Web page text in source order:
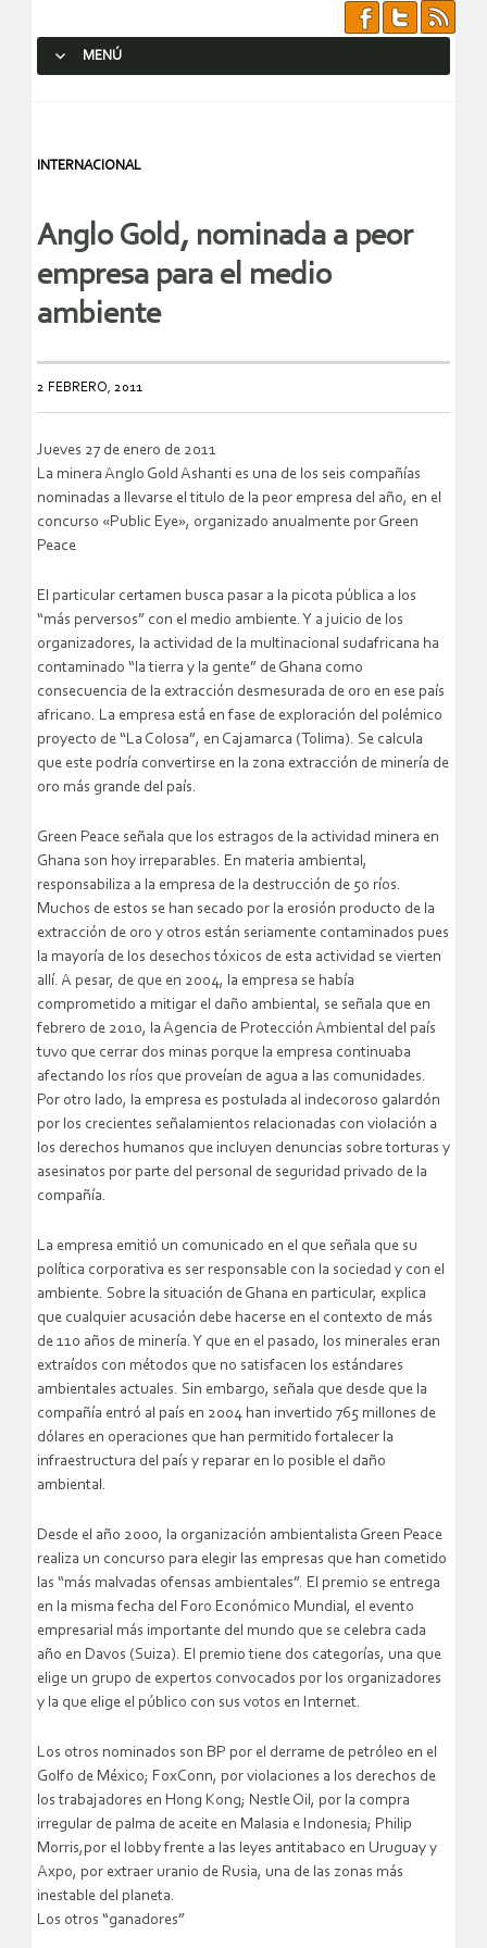
MENÚ
INTERNACIONAL
Anglo Gold, nominada a peor
empresa para el medio
ambiente
2 FEBRERO, 2011
Jueves 27 de enero de 2011
La minera Anglo Gold Ashanti es una de los seis compañías
nominadas a llevarse el titulo de la peor empresa del año, en el
concurso «Public Eye», organizado anualmente por Green
Peace
El particular certamen busca pasar a la picota pública a los
“más perversos” con el medio ambiente. Y a juicio de los
organizadores, la actividad de la multinacional sudafricana ha
contaminado “la tierra y la gente” de Ghana como
consecuencia de la extracción desmesurada de oro en ese país
africano. La empresa está en fase de exploración del polémico
proyecto de “La Colosa”, en Cajamarca (Tolima). Se calcula
que este podría convertirse en la zona extracción de minería de
oro más grande del país.
Green Peace señala que los estragos de la actividad minera en
Ghana son hoy irreparables. En materia ambiental,
responsabiliza a la empresa de la destrucción de 50 ríos.
Muchos de estos se han secado por la erosión producto de la
extracción de oro y otros están seriamente contaminados pues
la mayoría de los desechos tóxicos de esta actividad se vierten
allí. A pesar, de que en 2004, la empresa se había
comprometido a mitigar el daño ambiental, se señala que en
febrero de 2010, la Agencia de Protección Ambiental del país
tuvo que cerrar dos minas porque la empresa continuaba
afectando los ríos que proveían de agua a las comunidades.
Por otro lado, la empresa es postulada al indecoroso galardón
por los crecientes señalamientos relacionadas con violación a
los derechos humanos que incluyen denuncias sobre torturas y
asesinatos por parte del personal de seguridad privado de la
compañía.
La empresa emitió un comunicado en el que señala que su
política corporativa es ser responsable con la sociedad y con el
ambiente. Sobre la situación de Ghana en particular, explica
que cualquier acusación debe hacerse en el contexto de más
de 110 años de minería. Y que en el pasado, los minerales eran
extraídos con métodos que no satisfacen los estándares
ambientales actuales. Sin embargo, señala que desde que la
compañía entró al país en 2004 han invertido 765 millones de
dólares en operaciones que han permitido fortalecer la
infraestructura del país y reparar en lo posible el daño
ambiental.
Desde el año 2000, la organización ambientalista Green Peace
realiza un concurso para elegir las empresas que han cometido
las “más malvadas ofensas ambientales”. El premio se entrega
en la misma fecha del Foro Económico Mundial, el evento
empresarial más importante del mundo que se celebra cada
año en Davos (Suiza). El premio tiene dos categorías, una que
elige un grupo de expertos convocados por los organizadores
y la que elige el público con sus votos en Internet.
Los otros nominados son BP por el derrame de petróleo en el
Golfo de México; FoxConn, por violaciones a los derechos de
los trabajadores en Hong Kong; Nestle Oil, por la compra
irregular de palma de aceite en Malasia e Indonesia; Philip
Morris,por el lobby frente a las leyes antitabaco en Uruguay y
Axpo, por extraer uranio de Rusia, una de las zonas más
inestable del planeta.
Los otros “ganadores”